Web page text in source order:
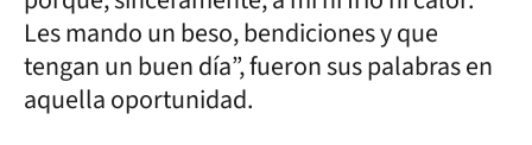
Les mando un beso, bendiciones y que
tengan un buen día”, fueron sus palabras en
aquella oportunidad.